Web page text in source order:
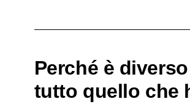
Perché è
tutto quello che